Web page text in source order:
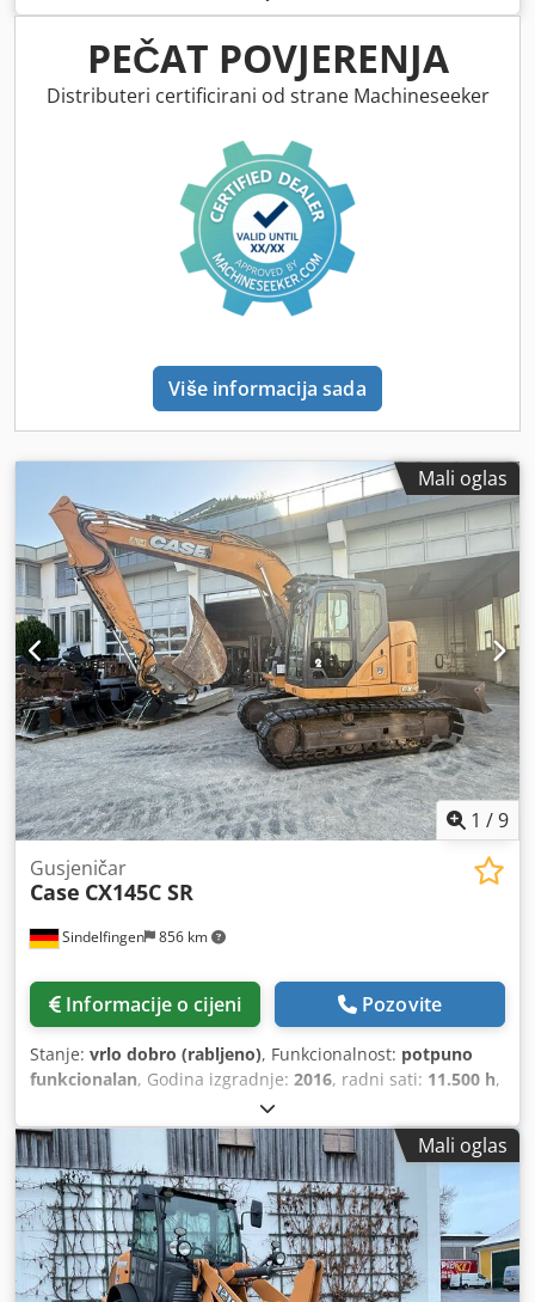
PEČAT POVJERENJA
Distributeri certificirani od strane Machineseeker
Više informacija sada
Mali oglas
1 /9
Sindelfingen 856 km
Gusjeničar
Case CX145C SR
Informacije o cijeni Pozovite
Stanje: vrlo dobro (rabljeno), Funkcionalnost: potpuno
funkcionalan, Godina izgradnje: 2016, radni sati: 11.500 h,
Mali oglas